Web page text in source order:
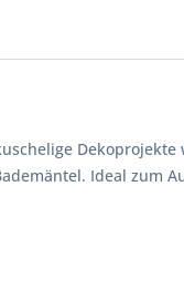
Dekoprojekte
Ideal zum